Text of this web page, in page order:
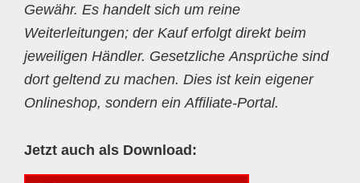
Gewähr. Es handelt sich um reine
Weiterleitungen; der Kauf erfolgt direkt beim
jeweiligen Händler. Gesetzliche Ansprüche sind
dort geltend zu machen. Dies ist kein eigener
Onlineshop, sondern ein Affiliate-Portal.
Jetzt auch als Download: